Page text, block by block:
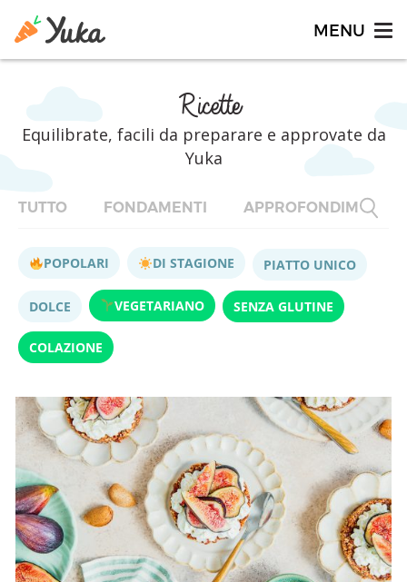
Ricette
Equilibrate, facili da preparare e approvate da
Yuka
TUTTO FONDAMENTI APPROFONDIMENTI
POPOLARI DI STAGIONE PIATTO UNICO
DOLCE VEGETARIANO SENZA GLUTINE
COLAZIONE